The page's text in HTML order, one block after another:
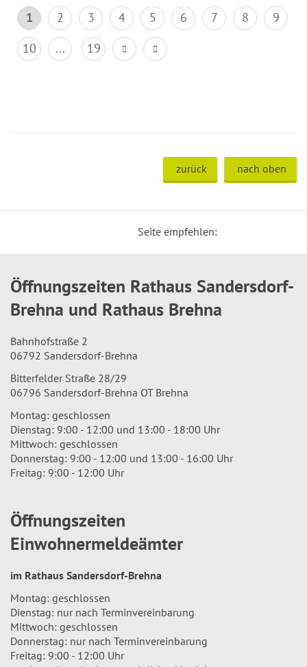
1 2 3 4 5 6 7 8
9
10
... 19
zurück nach oben
Seite empfehlen:
Öffnungszeiten Rathaus Sandersdorf-
Brehna und Rathaus Brehna
Bahnhofstraße 2
06792 Sandersdorf-Brehna
Bitterfelder Straße 28/29
06796 Sandersdorf-Brehna OT Brehna
Montag: geschlossen
Dienstag: 9:00 - 12:00 und 13:00 - 18:00 Uhr
Mittwoch: geschlossen
Donnerstag: 9:00 - 12:00 und 13:00 - 16:00 Uhr
Freitag: 9:00 - 12:00 Uhr
Öffnungszeiten
Einwohnermeldeämter
im Rathaus Sandersdorf-Brehna
Montag: geschlossen
Dienstag: nur nach Terminvereinbarung
Mittwoch: geschlossen
Donnerstag: nur nach Terminvereinbarung
Freitag: 9:00 - 12:00 Uhr